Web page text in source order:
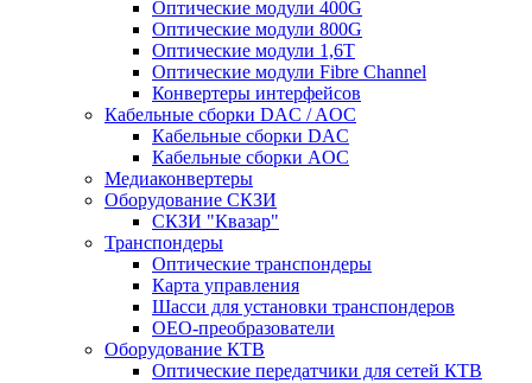
Оптические модули 400G
Оптические модули 800G
Оптические модули 1,6T
Оптические модули Fibre Channel
Конвертеры интерфейсов
Кабельные сборки DAC / AOC
Кабельные сборки DAC
Кабельные сборки AOC
Медиаконвертеры
Оборудование СКЗИ
СКЗИ "Квазар"
Транспондеры
Оптические транспондеры
Карта управления
Шасси для установки транспондеров
OEO-преобразователи
Оборудование КТВ
Оптические передатчики для сетей КТВ